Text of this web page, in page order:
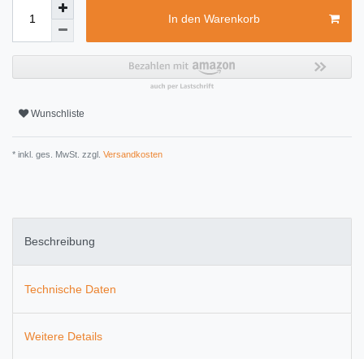
In den Warenkorb
Wunschliste
* inkl. ges. MwSt. zzgl. Versandkosten
Beschreibung
Technische Daten
Weitere Details